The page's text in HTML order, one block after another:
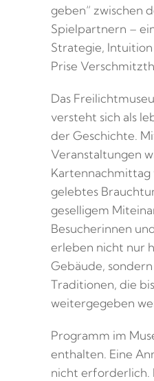
geben“ zwischen
Spielpartnern –
Strategie,
Prise
Das
versteht sich als
der Geschichte.
Veranstaltungen
gelebtes
geselligem
Besucherinnen
erleben nicht nur
Gebäude,
Traditionen, die
weitergegeben
Programm im
enthalten. Eine
nicht erforderlich.